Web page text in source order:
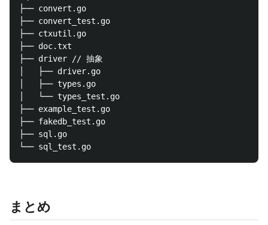
├── convert.go
├── convert_test.go
├── ctxutil.go
├── doc.txt
├── driver // 抽象
│   ├── driver.go
│   ├── types.go
│   └── types_test.go
├── example_test.go
├── fakedb_test.go
├── sql.go
まとめ